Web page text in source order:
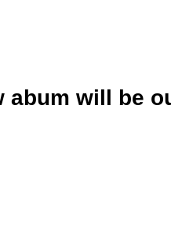
abum will be